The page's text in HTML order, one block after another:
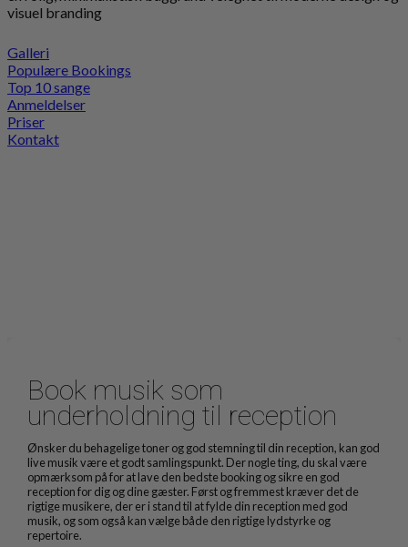
Galleri
Populære Bookings
Top 10 sange
Anmeldelser
Priser
Kontakt
Book musik som
underholdning til reception
Ønsker du behagelige toner og god stemning til din reception, kan god
live musik være et godt samlingspunkt. Der nogle ting, du skal være
opmærksom på for at lave den bedste booking og sikre en god
reception for dig og dine gæster. Først og fremmest kræver det de
rigtige musikere, der er i stand til at fylde din reception med god
musik, og som også kan vælge både den rigtige lydstyrke og
repertoire.